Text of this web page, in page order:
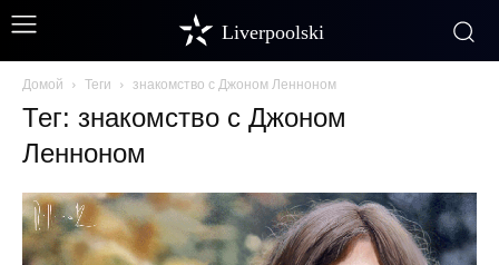
Liverpoolski
Домой Теги знакомство с Джоном Ленноном
Тег: знакомство с Джоном
Ленноном